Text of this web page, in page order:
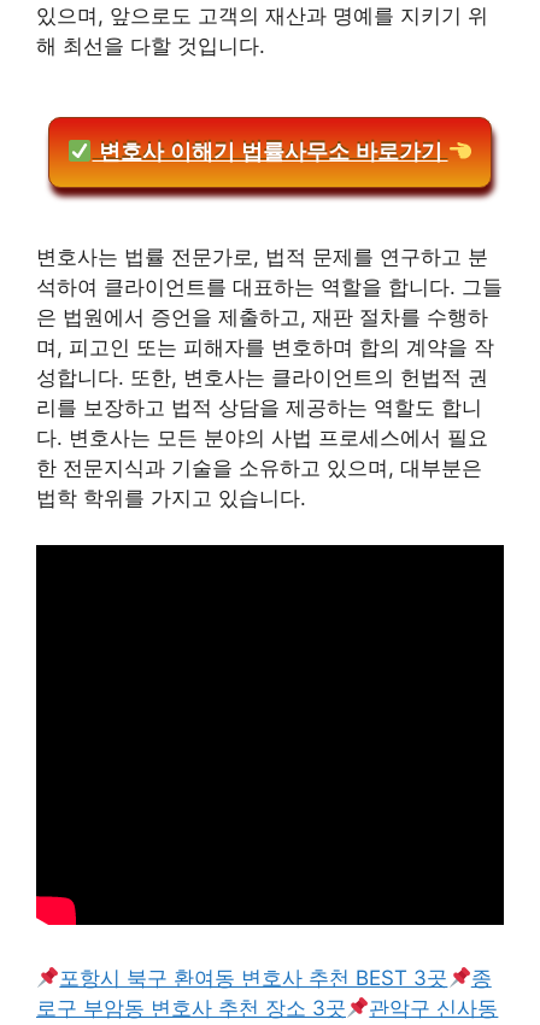
있으며, 앞으로도 고객의 재산과 명예를 지키기 위
해 최선을 다할 것입니다.
변호사 이해기 법률사무소 바로가기
변호사는 법률 전문가로, 법적 문제를 연구하고 분
석하여 클라이언트를 대표하는 역할을 합니다. 그들
은 법원에서 증언을 제출하고, 재판 절차를 수행하
며, 피고인 또는 피해자를 변호하며 합의 계약을 작
성합니다. 또한, 변호사는 클라이언트의 헌법적 권
리를 보장하고 법적 상담을 제공하는 역할도 합니
다. 변호사는 모든 분야의 사법 프로세스에서 필요
한 전문지식과 기술을 소유하고 있으며, 대부분은
법학 학위를 가지고 있습니다.
포항시 북구 환여동 변호사 추천 BEST 3곳
종
로구 부암동 변호사 추천 장소 3곳
관악구 신사동